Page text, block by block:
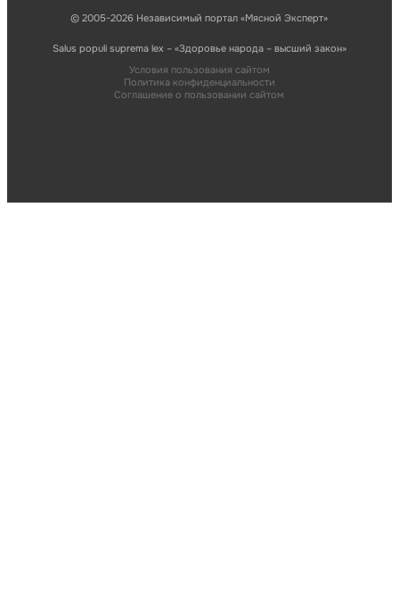
© 2005-2026 Независимый портал «Мясной Эксперт»
Salus populi suprema lex – «Здоровье народа – высший закон»
Условия пользования сайтом
Политика конфиденциальности
Соглашение о пользовании сайтом